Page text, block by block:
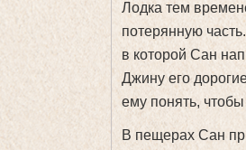
Лодка тем
потерянную
в которой Сан
Джину его
ему понять,
В пещерах Сан